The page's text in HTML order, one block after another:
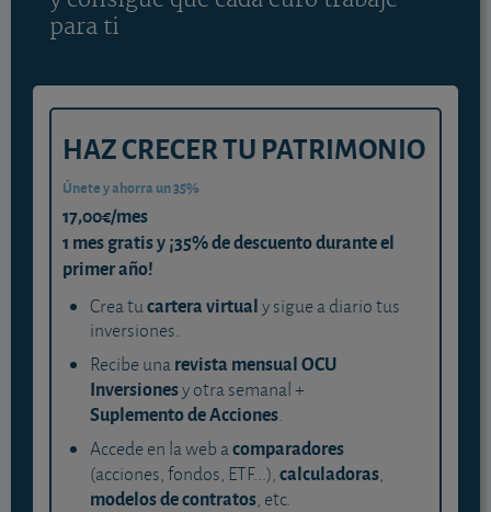
para ti
HAZ CRECER TU PATRIMONIO
Únete y ahorra un 35%
17,00€/mes
1 mes gratis y ¡35% de descuento durante el
primer año!
Crea tucartera virtualy sigue a diario tus
inversiones.
Recibe unarevista mensual OCU
Inversionesy otra semanal +
Suplemento de Acciones.
Accede en la web acomparadores
(acciones, fondos, ETF...),calculadoras,
modelos de contratos, etc.